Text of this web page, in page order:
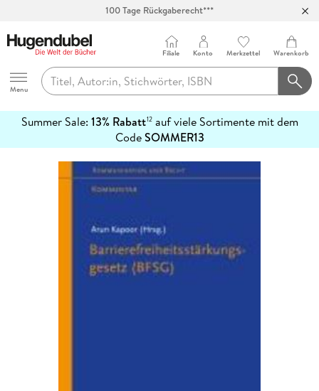
100 Tage Rückgaberecht***
Hugendubel
Menu
Filiale Konto Merkzettel Warenkorb
Summer Sale: 13% Rabatt12auf viele Sortimente mit dem
CodeSOMMER13
erfahren